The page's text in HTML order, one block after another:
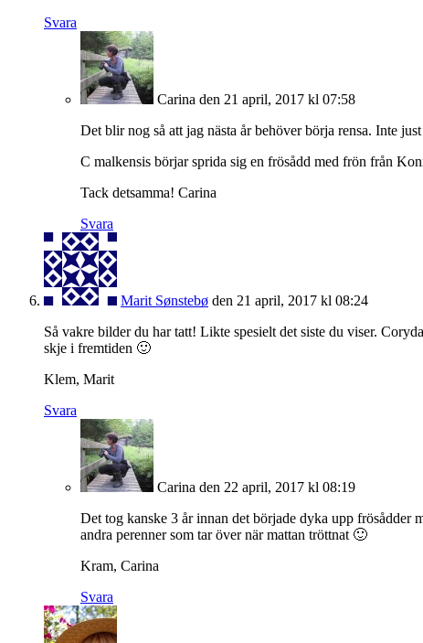
Svara
Carina den 21 april, 2017 kl 07:58
Det blir nog så att jag nästa år behöver börja rensa. Inte
C malkensis börjar sprida sig en frösådd med frön från
Tack detsamma! Carina
Svara
Marit Sønstebø den 21 april, 2017 kl 08:24
Så vakre bilder du har tatt! Likte spesielt det siste du viser.
skje i fremtiden 🙂
Klem, Marit
Svara
Carina den 22 april, 2017 kl 08:19
Det tog kanske 3 år innan det började dyka upp frösådder
andra perenner som tar över när mattan tröttnat 🙂
Kram, Carina
Svara